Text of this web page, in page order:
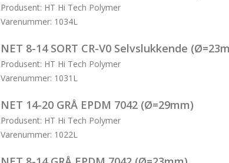
Produsent: HT Hi Tech Polymer
Varenummer: 1034L
NET 8-14 SORT CR-V0 Selvslukkende
Produsent: HT Hi Tech Polymer
Varenummer: 1031L
NET 14-20 GRÅ EPDM 7042 (Ø=29mm)
Produsent: HT Hi Tech Polymer
Varenummer: 1022L